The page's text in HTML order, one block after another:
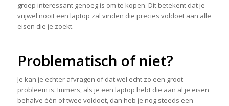
groep interessant genoeg is om te kopen. Dit betekent dat je
vrijwel nooit een laptop zal vinden die precies voldoet aan alle
eisen die je zoekt.
Problematisch of niet?
Je kan je echter afvragen of dat wel echt zo een groot
probleem is. Immers, als je een laptop hebt die aan al je eisen
behalve één of twee voldoet, dan heb je nog steeds een